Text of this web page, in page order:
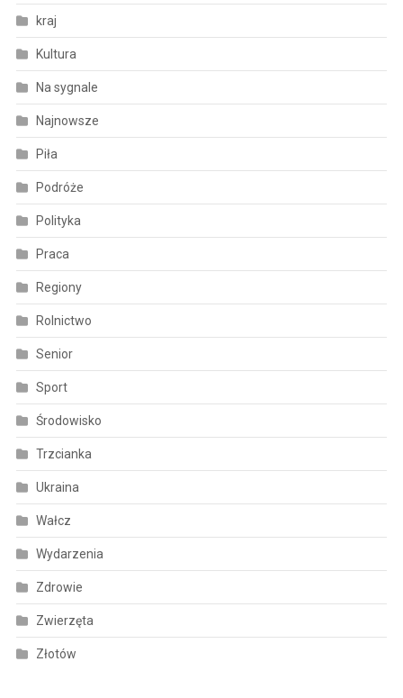
kraj
Kultura
Na sygnale
Najnowsze
Piła
Podróże
Polityka
Praca
Regiony
Rolnictwo
Senior
Sport
Środowisko
Trzcianka
Ukraina
Wałcz
Wydarzenia
Zdrowie
Zwierzęta
Złotów